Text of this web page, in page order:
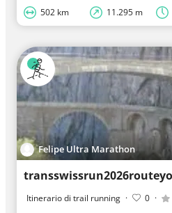
502 km 11.295 m
Felipe Ultra Marathon
Itinerario di trail running · 0 ·